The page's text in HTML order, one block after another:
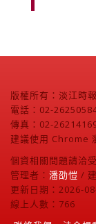
版權所有：淡江時
電話：02-
傳真：02-
建議使用 Chrome
個資相關問題請洽
管理者： 潘劭愷 /
更新日期：2026-
線上人數：766